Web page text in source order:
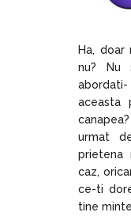
Ha,
nu? Nu
aceasta
urmat
prietena
caz,
ce-ti
tine